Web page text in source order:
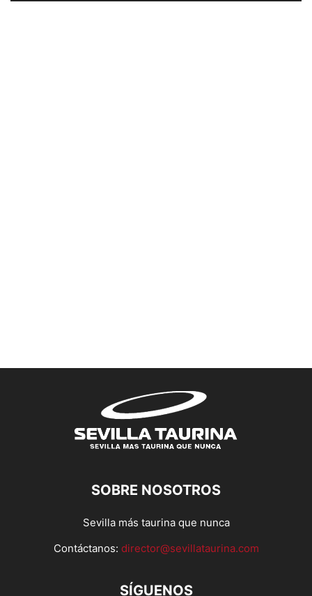
SOBRE NOSOTROS
Sevilla más taurina que nunca
Contáctanos: director@sevillataurina.com
SÍGUENOS